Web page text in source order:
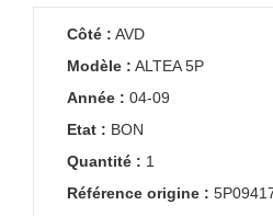
Côté : AVD
Modèle : ALTEA 5P
Année : 04-09
Etat : BON
Quantité : 1
Référence origine :